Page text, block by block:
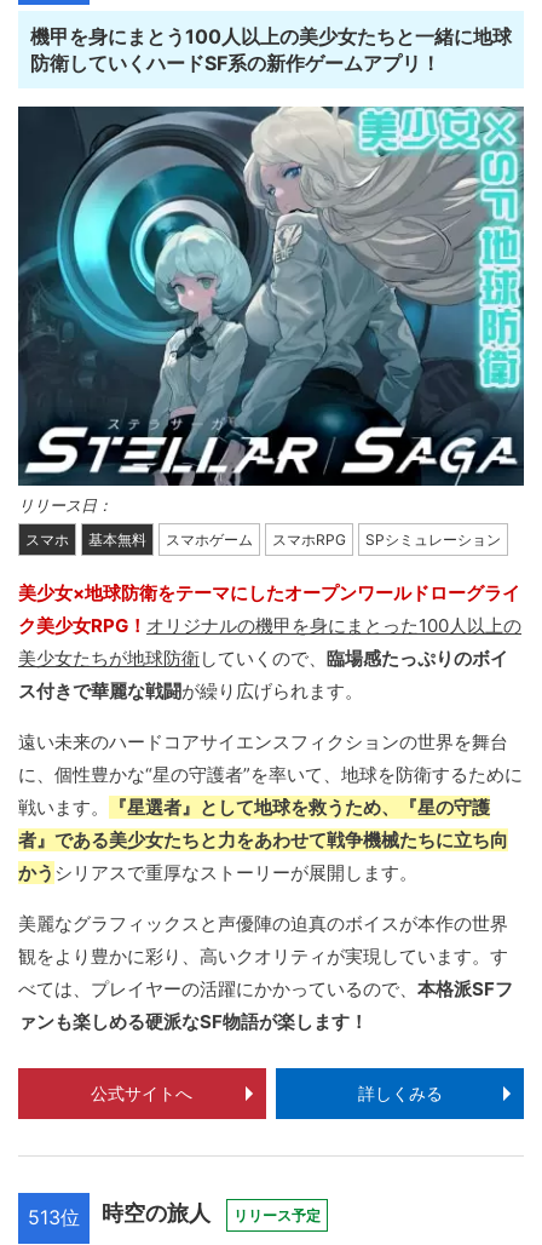
機甲を身にまとう100人以上の美少女たちと一緒に地球
防衛していくハードSF系の新作ゲームアプリ！
リリース日：
スマホ 基本無料 スマホゲーム スマホRPG SPシミュレーション
美少女×地球防衛をテーマにしたオープンワールドローグライ
ク美少女RPG！ オリジナルの機甲を身にまとった100人以上の
美少女たちが地球防衛していくので、 臨場感たっぷりのボイ
ス付きで華麗な戦闘が繰り広げられます。
遠い未来のハードコアサイエンスフィクションの世界を舞台
に、個性豊かな“星の守護者”を率いて、地球を防衛するために
戦います。
『星選者』として地球を救うため、『星の守護
者』である美少女たちと力をあわせて戦争機械たちに立ち向
かう シリアスで重厚なストーリーが展開します。
美麗なグラフィックスと声優陣の迫真のボイスが本作の世界
観をより豊かに彩り、高いクオリティが実現しています。す
べては、プレイヤーの活躍にかかっているので、 本格派SFフ
ァンも楽しめる硬派なSF物語が楽します！
公式サイトへ 詳しくみる
513位 時空の旅人 リリース予定